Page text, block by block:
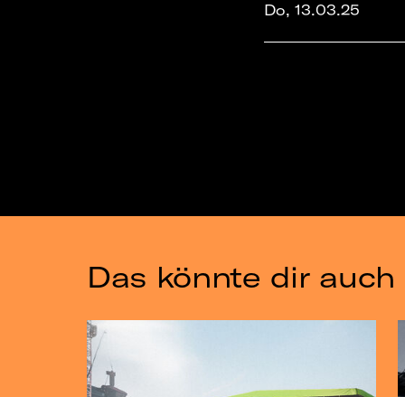
Do, 13.03.25
Das könnte dir auch